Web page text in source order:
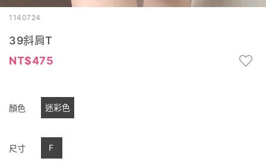
1140724
39斜肩T
475
顏色 迷彩色
尺寸 F